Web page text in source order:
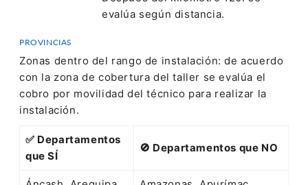
evalúa según distancia.
PROVINCIAS
Zonas dentro del rango de instalación: de acuerdo
con la zona de cobertura del taller se evalúa el
cobro por movilidad del técnico para realizar la
instalación.
✅ Departamentos
que SÍ
🚫 Departamentos que NO